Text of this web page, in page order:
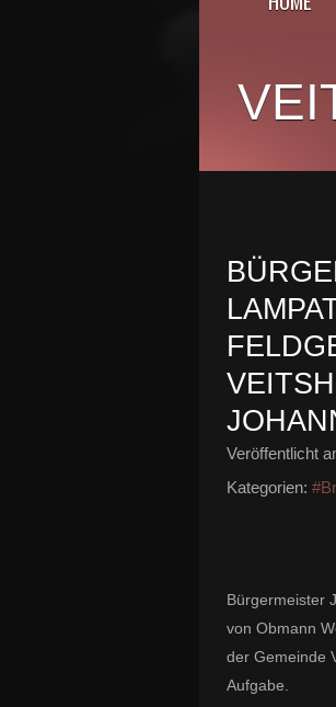
Veröffentlicht
Kategorien:
Bürgermeister
von Obmann
der Gemeinde
Aufgabe.